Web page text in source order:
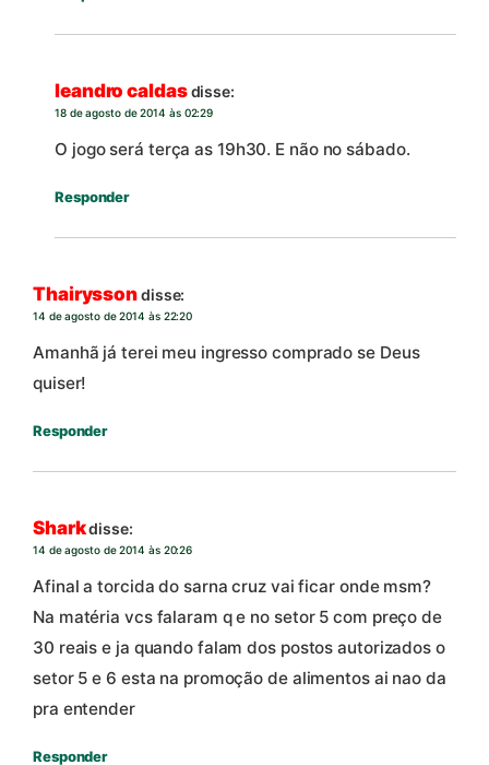
leandro caldasdisse:
18 de agosto de 2014 às 02:29
O jogo será terça as 19h30. E não no sábado.
Responder
Thairyssondisse:
14 de agosto de 2014 às 22:20
Amanhã já terei meu ingresso comprado se Deus
quiser!
Responder
Sharkdisse:
14 de agosto de 2014 às 20:26
Afinal a torcida do sarna cruz vai ficar onde msm?
Na matéria vcs falaram q e no setor 5 com preço de
30 reais e ja quando falam dos postos autorizados o
setor 5 e 6 esta na promoção de alimentos ai nao da
pra entender
Responder